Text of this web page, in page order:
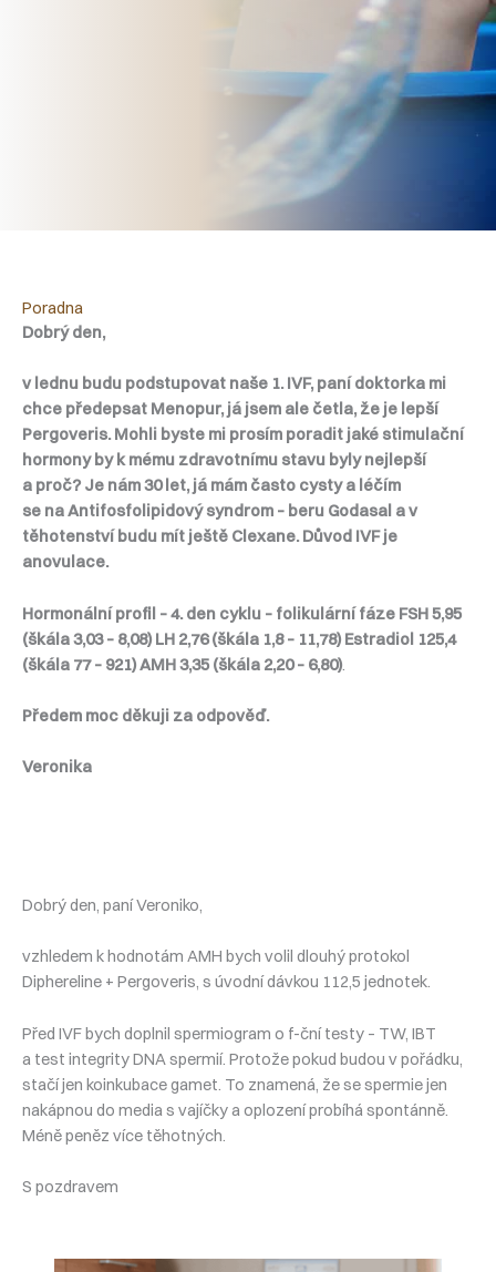
Poradna
Dobrý den,
v lednu budu podstupovat naše 1. IVF, paní doktorka mi
chce předepsat Menopur, já jsem ale četla, že je lepší
Pergoveris. Mohli byste mi prosím poradit jaké stimulační
hormony by k mému zdravotnímu stavu byly nejlepší
a proč? Je nám 30 let, já mám často cysty a léčím
se na Antifosfolipidový syndrom – beru Godasal a v
těhotenství budu mít ještě Clexane. Důvod IVF je
anovulace.
Hormonální profil – 4. den cyklu – folikulární fáze FSH 5,95
(škála 3,03 – 8,08) LH 2,76 (škála 1,8 – 11,78) Estradiol 125,4
(škála 77 – 921) AMH 3,35 (škála 2,20 – 6,80).
Předem moc děkuji za odpověď.
Veronika
Dobrý den, paní Veroniko,
vzhledem k hodnotám AMH bych volil dlouhý protokol
Diphereline + Pergoveris, s úvodní dávkou 112,5 jednotek.
Před IVF bych doplnil spermiogram o f-ční testy – TW, IBT
a test integrity DNA spermií. Protože pokud budou v pořádku,
stačí jen koinkubace gamet. To znamená, že se spermie jen
nakápnou do media s vajíčky a oplození probíhá spontánně.
Méně peněz více těhotných.
S pozdravem